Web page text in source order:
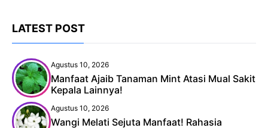
LATEST POST
Agustus 10, 2026
Manfaat Ajaib Tanaman Mint Atasi Mual Sakit
Kepala Lainnya!
Agustus 10, 2026
Wangi Melati Sejuta Manfaat! Rahasia